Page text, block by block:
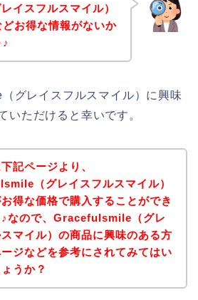
イスフルスマイル）
お得な情報がないか
グレイスフルスマイル）に興味
いただけると幸いです。
記ページより、
（グレイスフルスマイル）
得な価格で購入することができ
♪なので、Gracefulsmile（グレ
マイル）の商品に興味のある方
ジなどを参考にされてみてはい
うか？